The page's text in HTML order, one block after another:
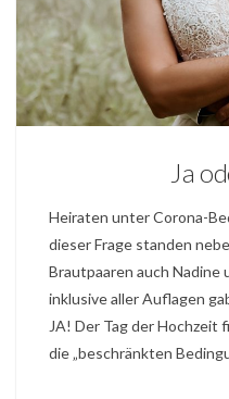
Ja
Heiraten unter Corona-
dieser Frage standen
Brautpaaren auch Nadine
inklusive aller Auflagen
JA! Der Tag der Hochzeit
die „beschränkten